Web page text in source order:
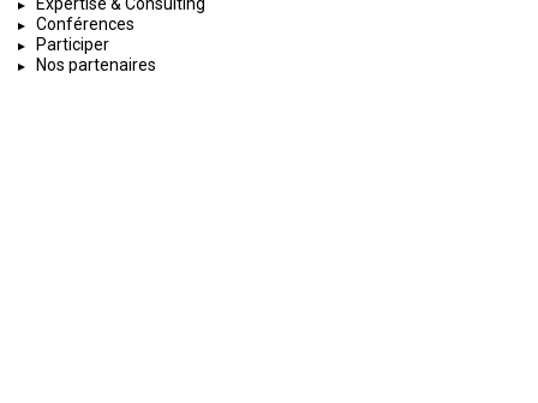
Conférences
Participer
Nos partenaires